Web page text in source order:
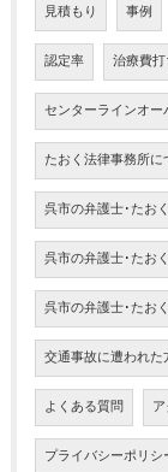
見積もり 事例
認定率 治療費
センターラインオー
たおく法律事務所に
呉市の弁護士･たお
呉市の弁護士･たお
呉市の弁護士･たお
交通事故に遭われた
よくある質問
プライバシーポリシ